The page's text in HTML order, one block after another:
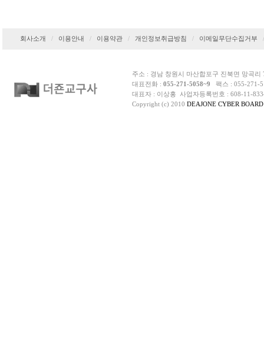
회사소개 / 이용안내 / 이용약관/ 개인정보취급방침 / 이메일무단수집거부
주소 : 경남 창원시 마산합포구 진북면 망곡리
대표전화 : 055-271-5058~9
팩스 : 055-271-
대표자 : 이상홍 사업자등록번호 : 608-11-
Copyright (c) 2010 DEAJONE CYBER BOARD